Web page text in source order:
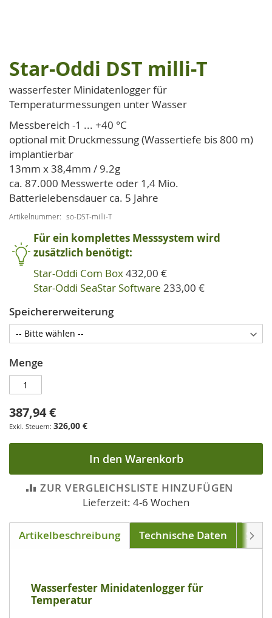
Zum
Anfang
der
Bildgalerie
springen
Star-Oddi DST milli-T
wasserfester Minidatenlogger für
Temperaturmessungen unter Wasser
Messbereich -1 ... +40 °C
optional mit Druckmessung (Wassertiefe bis 800 m)
implantierbar
13mm x 38,4mm / 9.2g
ca. 87.000 Messwerte oder 1,4 Mio.
Batterielebensdauer ca. 5 Jahre
Artikelnummer so-DST-milli-T
Für ein komplettes Messsystem wird
zusätzlich benötigt:
Star-Oddi Com Box432,00 €
Star-Oddi SeaStar Software 233,00 €
Speichererweiterung
Menge
387,94 €
326,00 €
In den Warenkorb
ZUR VERGLEICHSLISTE HINZUFÜGEN
Lieferzeit: 4-6 Wochen
Artikelbeschreibung Technische Daten
Wasserfester Minidatenlogger für
Temperatur